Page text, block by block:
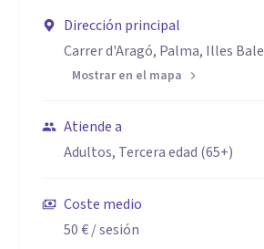
Dirección principal
Carrer d'Aragó, Palma, Illes
Mostrar en el mapa
Atiende a
Adultos, Tercera edad (65+)
Coste medio
50 €/ sesión